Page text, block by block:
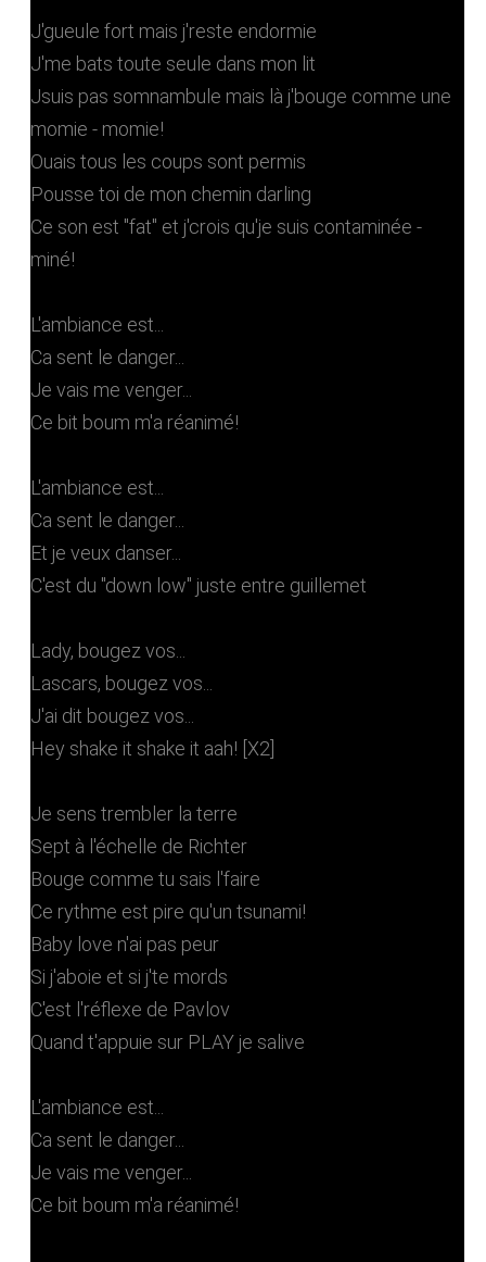
J'gueule fort mais j'reste endormie
J'me bats toute seule dans mon lit
Jsuis pas somnambule mais là j'bouge comme une
momie - momie!
Ouais tous les coups sont permis
Pousse toi de mon chemin darling
Ce son est "fat" et j'crois qu'je suis contaminée -
miné!
L'ambiance est...
Ca sent le danger...
Je vais me venger...
Ce bit boum m'a réanimé!
L'ambiance est...
Ca sent le danger...
Et je veux danser...
C'est du "down low" juste entre guillemet
Lady, bougez vos...
Lascars, bougez vos...
J'ai dit bougez vos...
Hey shake it shake it aah! [X2]
Je sens trembler la terre
Sept à l'échelle de Richter
Bouge comme tu sais l'faire
Ce rythme est pire qu'un tsunami!
Baby love n'ai pas peur
Si j'aboie et si j'te mords
C'est l'réflexe de Pavlov
Quand t'appuie sur PLAY je salive
L'ambiance est...
Ca sent le danger...
Je vais me venger...
Ce bit boum m'a réanimé!